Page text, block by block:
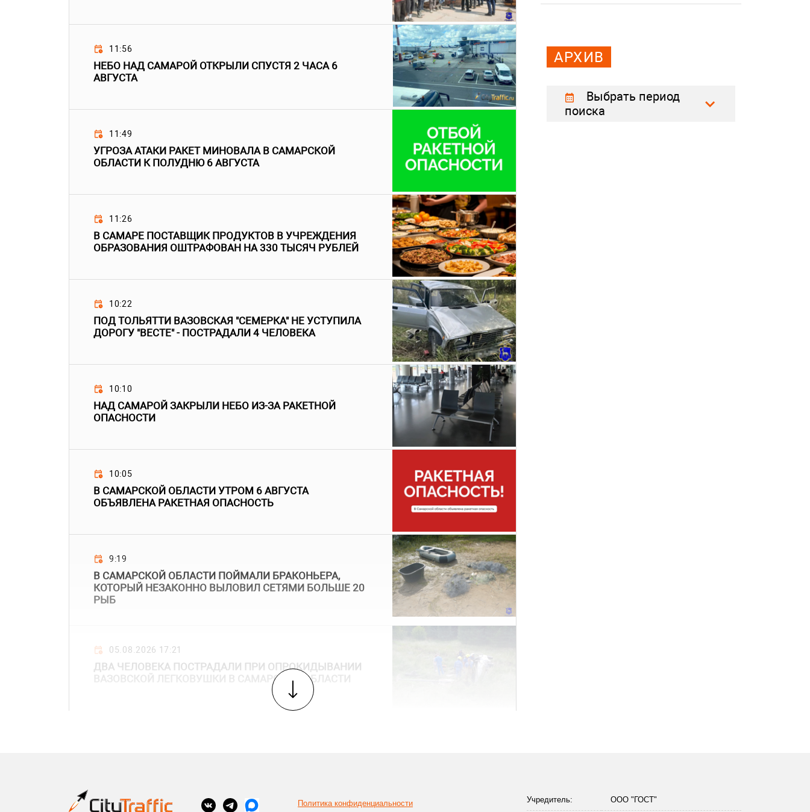
11:56
НЕБО НАД САМАРОЙ ОТКРЫЛИ СПУСТЯ 2 ЧАСА 6
АВГУСТА
11:49
УГРОЗА АТАКИ РАКЕТ МИНОВАЛА В САМАРСКОЙ
ОБЛАСТИ К ПОЛУДНЮ 6 АВГУСТА
11:26
В САМАРЕ ПОСТАВЩИК ПРОДУКТОВ В УЧРЕЖДЕНИЯ
ОБРАЗОВАНИЯ ОШТРАФОВАН НА 330 ТЫСЯЧ РУБЛЕЙ
10:22
ПОД ТОЛЬЯТТИ ВАЗОВСКАЯ "СЕМЕРКА" НЕ УСТУПИЛА
ДОРОГУ "ВЕСТЕ" - ПОСТРАДАЛИ 4 ЧЕЛОВЕКА
10:10
НАД САМАРОЙ ЗАКРЫЛИ НЕБО ИЗ-ЗА РАКЕТНОЙ
ОПАСНОСТИ
10:05
В САМАРСКОЙ ОБЛАСТИ УТРОМ 6 АВГУСТА
ОБЪЯВЛЕНА РАКЕТНАЯ ОПАСНОСТЬ
9:19
В САМАРСКОЙ ОБЛАСТИ ПОЙМАЛИ БРАКОНЬЕРА,
КОТОРЫЙ НЕЗАКОННО ВЫЛОВИЛ СЕТЯМИ БОЛЬШЕ 20
РЫБ
05.08.2026 17:21
ДВА ЧЕЛОВЕКА ПОСТРАДАЛИ ПРИ ОПРОКИДЫВАНИИ
ВАЗОВСКОЙ ЛЕГКОВУШКИ В САМАРСКОЙ ОБЛАСТИ
АРХИВ
Выбрать период
поиска
Политика конфиденциальности Учредитель: ООО "ГОСТ"